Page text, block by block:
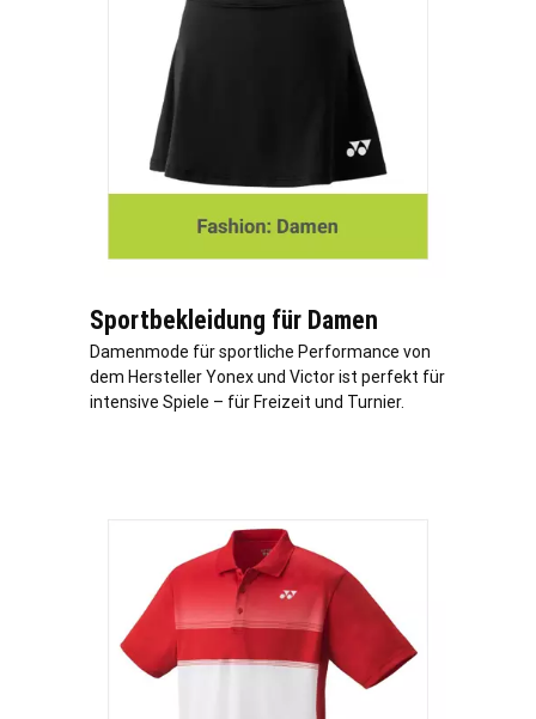
Sportbekleidung für Damen
Damenmode für sportliche Performance von
dem Hersteller Yonex und Victor ist perfekt für
intensive Spiele – für Freizeit und Turnier.